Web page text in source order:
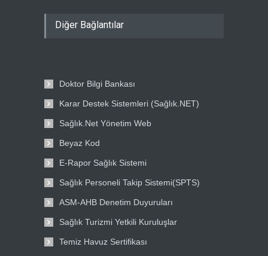
Diğer Bağlantılar
Doktor Bilgi Bankası
Karar Destek Sistemleri (Sağlık.NET)
Sağlık.Net Yönetim Web
Beyaz Kod
E-Rapor Sağlık Sistemi
Sağlık Personeli Takip Sistemi(SPTS)
ASM-AHB Denetim Duyuruları
Sağlık Turizmi Yetkili Kuruluşlar
Temiz Havuz Sertifikası